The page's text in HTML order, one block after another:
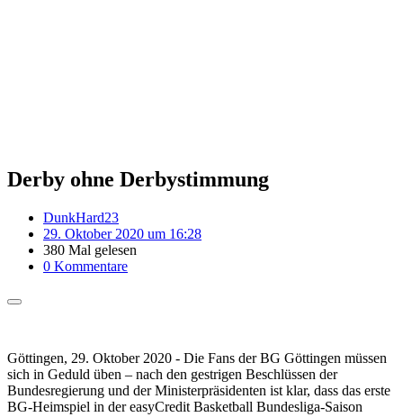
Derby ohne Derbystimmung
DunkHard23
29. Oktober 2020 um 16:28
380 Mal gelesen
0 Kommentare
Göttingen, 29. Oktober 2020 - Die Fans der BG Göttingen müssen
sich in Geduld üben – nach den gestrigen Beschlüssen der
Bundesregierung und der Ministerpräsidenten ist klar, dass das erste
BG-Heimspiel in der easyCredit Basketball Bundesliga-Saison